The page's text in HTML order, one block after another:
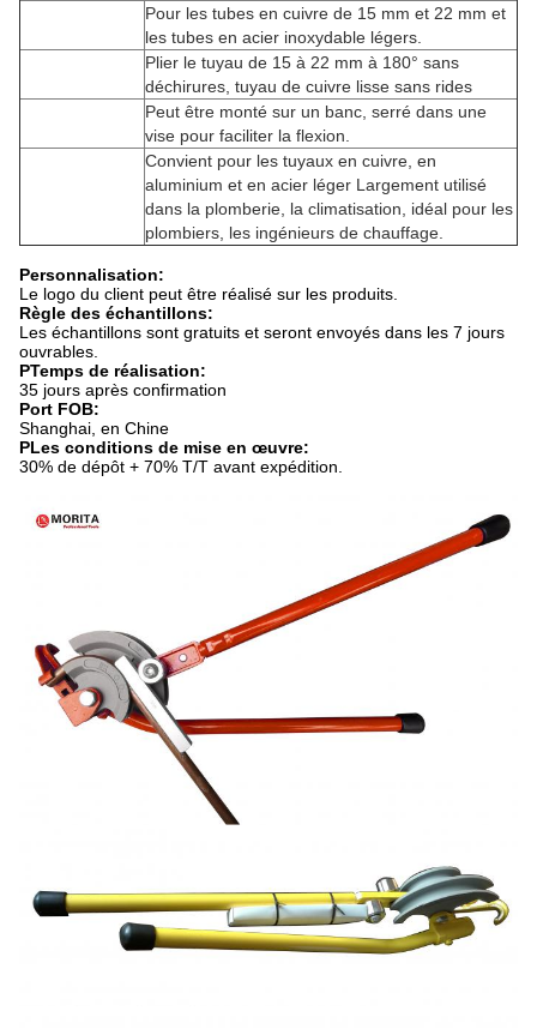
Pour les tubes en cuivre de 15 mm et 22 mm et
les tubes en acier inoxydable légers.
Plier le tuyau de 15 à 22 mm à 180° sans
déchirures, tuyau de cuivre lisse sans rides
Peut être monté sur un banc, serré dans une
vise pour faciliter la flexion.
Convient pour les tuyaux en cuivre, en
aluminium et en acier léger Largement utilisé
dans la plomberie, la climatisation, idéal pour les
plombiers, les ingénieurs de chauffage.
Personnalisation:
Le logo du client peut être réalisé sur les produits.
Règle des échantillons:
Les échantillons sont gratuits et seront envoyés dans les 7 jours
ouvrables.
PTemps de réalisation:
35 jours après confirmation
Port FOB:
Shanghai, en Chine
PLes conditions de mise en œuvre:
30% de dépôt + 70% T/T avant expédition.